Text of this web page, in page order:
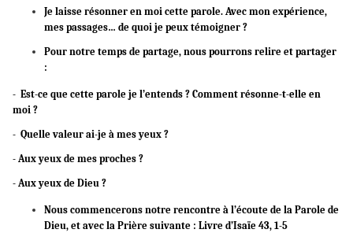
Je laisse résonner en moi cette parole. Avec mon expérience,
mes passages… de quoi je peux témoigner ?
Pour notre temps de partage, nous pourrons relire et partager
:
- Est-ce que cette parole je l’entends ? Comment résonne-t-elle en
moi ?
- Quelle valeur ai-je à mes yeux ?
- Aux yeux de mes proches ?
- Aux yeux de Dieu ?
Nous commencerons notre rencontre à l’écoute de la Parole de
Dieu, et avec la Prière suivante : Livre d’Isaïe 43, 1-5